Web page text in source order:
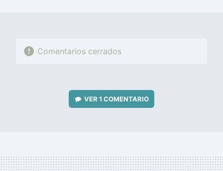
Comentarios cerrados
VER 1 COMENTARIO